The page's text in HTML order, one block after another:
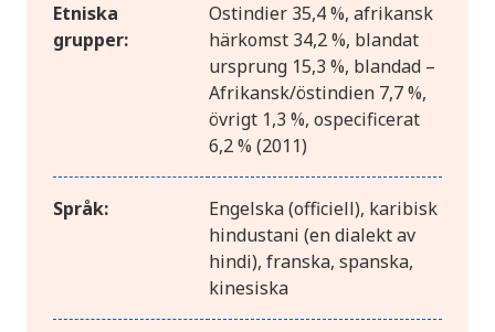
Etniska
grupper:
Ostindier 35,4 %, afrikansk
härkomst 34,2 %, blandat
ursprung 15,3 %, blandad –
Afrikansk/östindien 7,7 %,
övrigt 1,3 %, ospecificerat
6,2 % (2011)
Språk:
Engelska (officiell), karibisk
hindustani (en dialekt av
hindi), franska, spanska,
kinesiska